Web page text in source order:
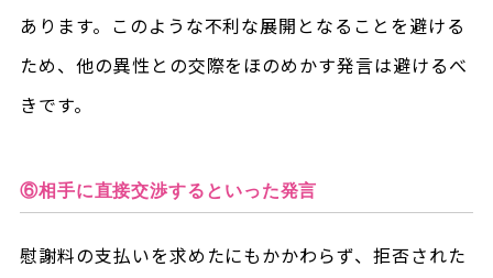
あります。このような不利な展開となることを避ける
ため、他の異性との交際をほのめかす発言は避けるべ
きです。
⑥相手に直接交渉するといった発言
慰謝料の支払いを求めたにもかかわらず、拒否された